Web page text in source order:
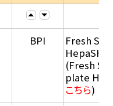
BPI
Fresh
HepaSH®
(Fresh
plate
こちら)